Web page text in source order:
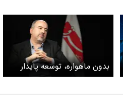
بدون ماهواره، توسعه پایدار
ممکن نیست